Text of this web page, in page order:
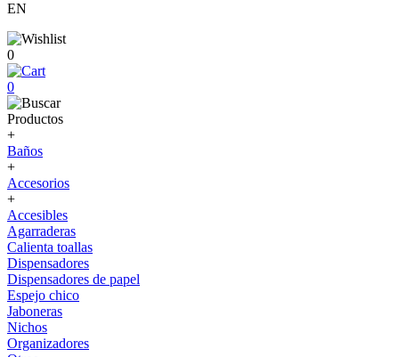
EN
0
0
Productos
+
Baños
+
Accesorios
+
Accesibles
Agarraderas
Calienta toallas
Dispensadores
Dispensadores de papel
Espejo chico
Jaboneras
Nichos
Organizadores